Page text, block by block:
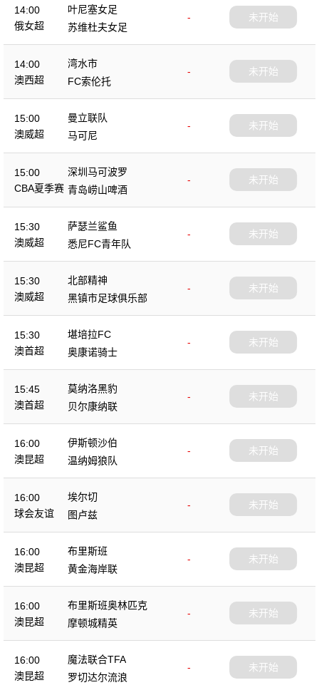
14:00
俄女超
叶尼塞女足
-
苏维杜夫女足
未开始
14:00
澳西超
湾水市
-
FC索伦托
未开始
15:00
澳威超
曼立联队
-
马可尼
未开始
15:00
CBA夏季赛
深圳马可波罗
-
青岛崂山啤酒
未开始
15:30
澳威超
萨瑟兰鲨鱼
-
悉尼FC青年队
未开始
15:30
澳威超
北部精神
-
黑镇市足球俱乐部
未开始
15:30
澳首超
堪培拉FC
-
奥康诺骑士
未开始
15:45
澳首超
莫纳洛黑豹
-
贝尔康纳联
未开始
16:00
澳昆超
伊斯顿沙伯
-
温纳姆狼队
未开始
16:00
球会友谊
埃尔切
-
图卢兹
未开始
16:00
澳昆超
布里斯班
-
黄金海岸联
未开始
16:00
澳昆超
布里斯班奥林匹克
-
摩顿城精英
未开始
16:00
澳昆超
魔法联合TFA
-
罗切达尔流浪
未开始